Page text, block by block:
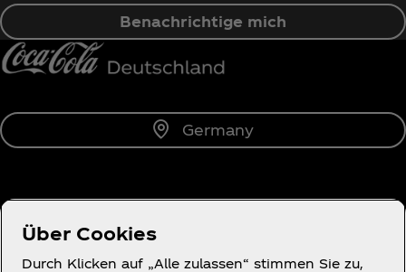
Benachrichtige mich
Germany
Über uns
Über Cookies
Durch Klicken auf „Alle zulassen“ stimmen Sie zu,